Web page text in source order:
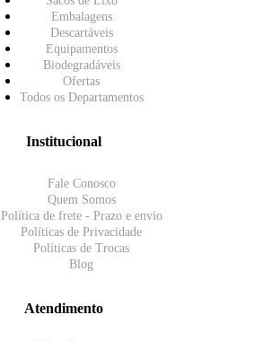
Embalagens
Descartáveis
Equipamentos
Biodegradáveis
Ofertas
Todos os Departamentos
Institucional
Fale Conosco
Quem Somos
Política de frete - Prazo e envio
Políticas de Privacidade
Políticas de Trocas
Blog
Atendimento